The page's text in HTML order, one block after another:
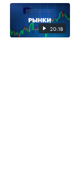
20:18